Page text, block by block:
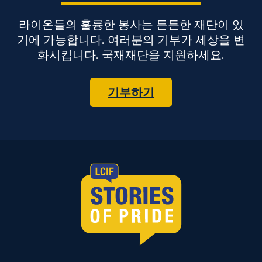
라이온들의 훌륭한 봉사는 든든한 재단이 있
기에 가능합니다. 여러분의 기부가 세상을 변
화시킵니다. 국재재단을 지원하세요.
기부하기